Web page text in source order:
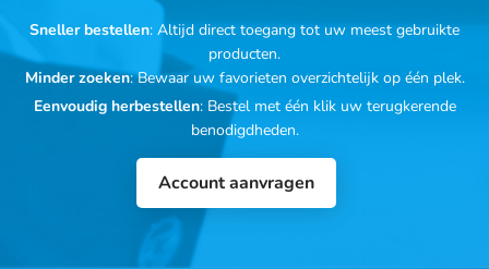
Sneller bestellen: Altijd direct toegang tot uw meest gebruikte
producten.
Minder zoeken: Bewaar uw favorieten overzichtelijk op één plek.
Eenvoudig herbestellen: Bestel met één klik uw terugkerende
benodigdheden.
Account aanvragen